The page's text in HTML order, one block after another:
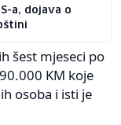
a, dojava o
šest mjeseci po
KM koje
osoba i isti je